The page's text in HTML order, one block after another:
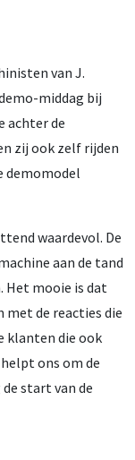
van J.
middag bij
achter de
zij ook zelf rijden
demomodel
waardevol. De
aan de tand
Het mooie is dat
met de reacties die
klanten die ook
ons om de
start van de